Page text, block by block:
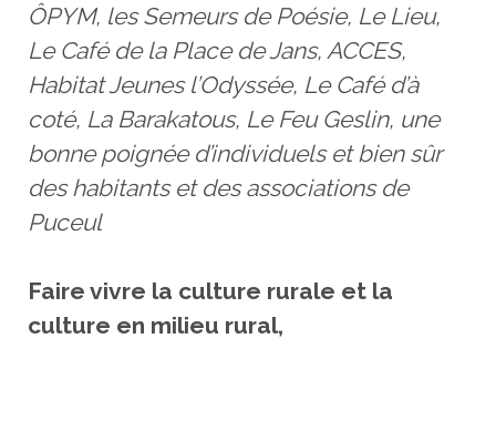
ÔPYM, les Semeurs de Poésie, Le Lieu,
Le Café de la Place de Jans, ACCES,
Habitat Jeunes l’Odyssée, Le Café d’à
coté, La Barakatous, Le Feu Geslin, une
bonne poignée d’individuels et bien sûr
des habitants et des associations de
Puceul
Faire vivre la culture rurale et la
culture en milieu rural,